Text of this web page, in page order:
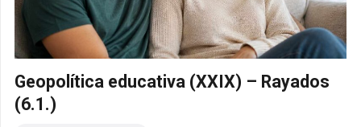
Geopolítica educativa (XXIX) – Rayados
(6.1.)